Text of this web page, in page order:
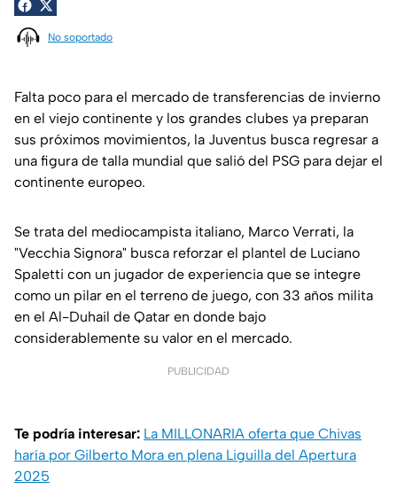
No soportado
Falta poco para el mercado de transferencias de invierno
en el viejo continente y los grandes clubes ya preparan
sus próximos movimientos, la Juventus busca regresar a
una figura de talla mundial que salió del PSG para dejar el
continente europeo.
Se trata del mediocampista italiano, Marco Verrati, la
"Vecchia Signora" busca reforzar el plantel de Luciano
Spaletti con un jugador de experiencia que se integre
como un pilar en el terreno de juego, con 33 años milita
en el Al-Duhail de Qatar en donde bajo
considerablemente su valor en el mercado.
PUBLICIDAD
Te podría interesar: La MILLONARIA oferta que Chivas
haría por Gilberto Mora en plena Liguilla del Apertura
2025